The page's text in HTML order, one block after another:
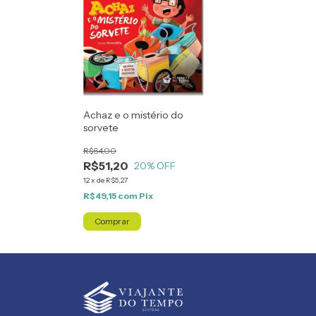
Achaz e o mistério do
sorvete
R$51,20
R$64,00
20% OFF
12x de R$5,27
R$49,15 com Pix